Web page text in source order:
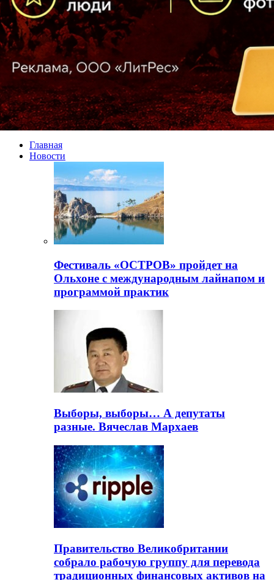
Главная
Новости
Фестиваль «ОСТРОВ» пройдет на
Ольхоне с международным лайнапом и
программой практик
Выборы, выборы… А депутаты
разные. Вячеслав Мархаев
Правительство Великобритании
собрало рабочую группу для перевода
традиционных финансовых активов на